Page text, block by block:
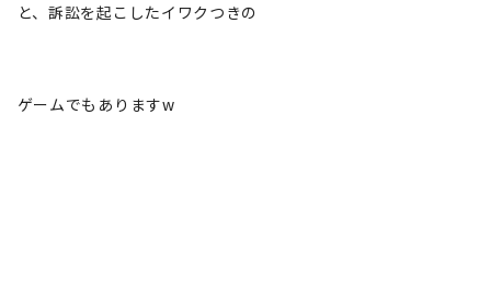
と、訴訟を起こしたイワクつきの
ゲームでもありますw